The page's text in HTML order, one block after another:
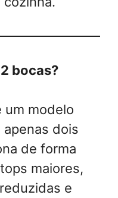
bocas?
um modelo
dois
de forma
maiores,
e